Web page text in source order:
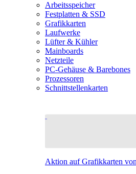
Arbeitsspeicher
Festplatten & SSD
Grafikkarten
Laufwerke
Lüfter & Kühler
Mainboards
Netzteile
PC-Gehäuse & Barebones
Prozessoren
Schnittstellenkarten
Aktion auf Grafikkarten